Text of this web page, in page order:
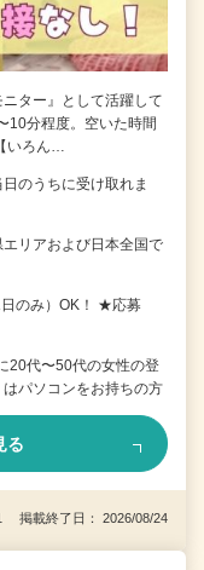
ター』として活躍して
10分程度。空いた時間
いろん…
のうちに受け取れま
リアおよび日本全国で
のみ）OK！ ★応募
20代〜50代の女性の登
パソコンをお持ちの方
る
掲載終了日： 2026/08/24